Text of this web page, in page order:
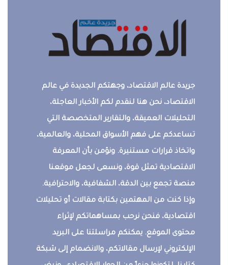
جريدة عالم الاقتصاد، وجهتكم الجديدة في عالم
الاقتصاد، نحن هنا لنقدم لكم الأخبار العاجلة،
التحليلات العميقة، والتقارير المتخصصة التي
تساعدكم على فهم الأسواق المحلية، والعالمية،
واتخاذ قرارات مستنيرة. ونؤمن بأن المعرفة
الاقتصادية تمثل قوة، ونسعى لجعل موقعنا
منصة تجمع بين الدقة، الشفافية، والاحترافية.
وإذا كنت من المهتمين بكتابة مقالات أو تحليلات
اقتصادية، فنحن نرحب بمساهماتكم لإثراء
محتوى الموقع. يمكنكم مراسلتنا على البريد
الإلكتروني لإرسال مقالاتكم، والانضمام إلى شبكة